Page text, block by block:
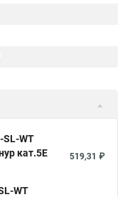
SL-WT
кат.5E
519,31 ₽
WT